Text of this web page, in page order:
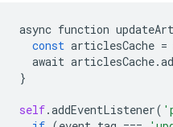
async function
const articlesCache =
await articlesCache.
}
self.addEventListener(